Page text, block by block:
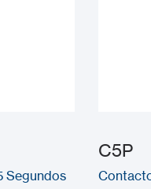
Segundos
C5P